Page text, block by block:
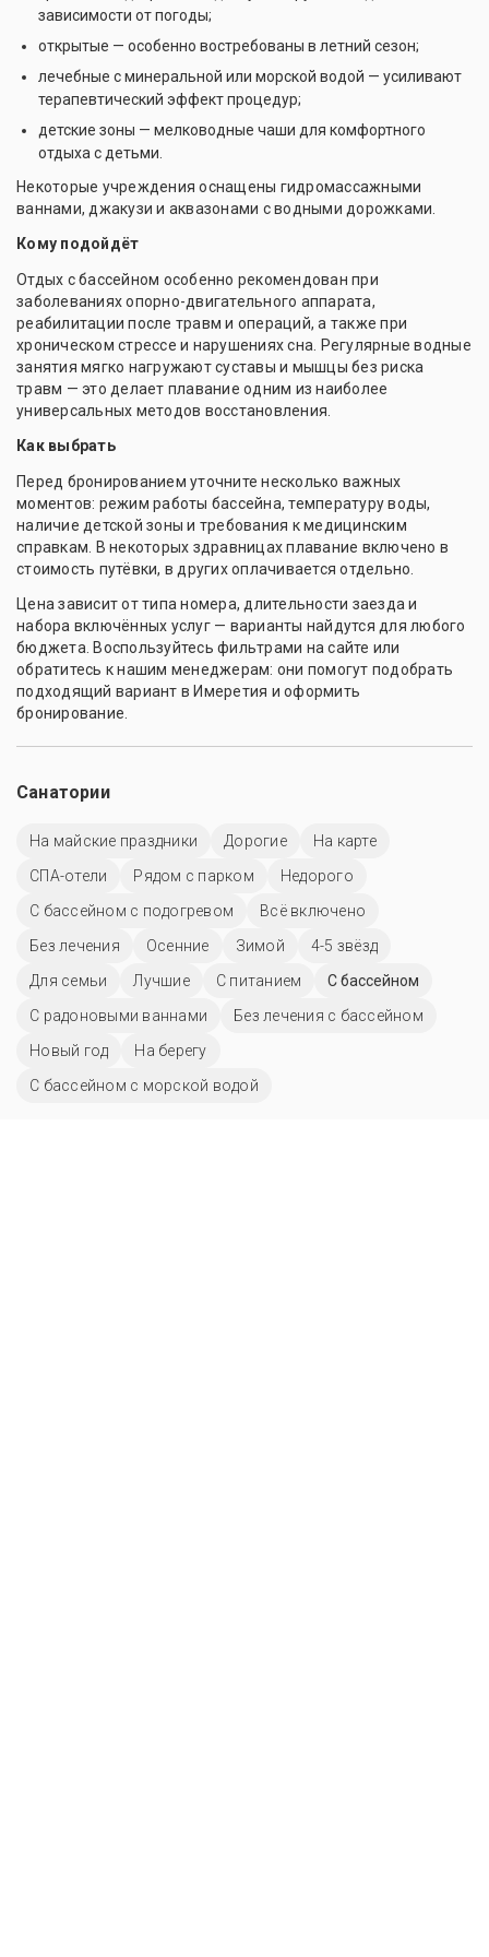
зависимости от погоды;
открытые — особенно востребованы в летний сезон;
лечебные с минеральной или морской водой — усиливают
терапевтический эффект процедур;
детские зоны — мелководные чаши для комфортного
отдыха с детьми.
Некоторые учреждения оснащены гидромассажными
ваннами, джакузи и аквазонами с водными дорожками.
Кому подойдёт
Отдых с бассейном особенно рекомендован при
заболеваниях опорно-двигательного аппарата,
реабилитации после травм и операций, а также при
хроническом стрессе и нарушениях сна. Регулярные водные
занятия мягко нагружают суставы и мышцы без риска
травм — это делает плавание одним из наиболее
универсальных методов восстановления.
Как выбрать
Перед бронированием уточните несколько важных
моментов: режим работы бассейна, температуру воды,
наличие детской зоны и требования к медицинским
справкам. В некоторых здравницах плавание включено в
стоимость путёвки, в других оплачивается отдельно.
Цена зависит от типа номера, длительности заезда и
набора включённых услуг — варианты найдутся для любого
бюджета. Воспользуйтесь фильтрами на сайте или
обратитесь к нашим менеджерам: они помогут подобрать
подходящий вариант в Имеретия и оформить
бронирование.
Санатории
На майские праздники Дорогие
На карте
СПА-отели
Рядом с парком
Недорого
С бассейном с подогревом
Всё включено
Без лечения
Осенние Зимой
4-5 звёзд
Для семьи
Лучшие С питанием
C бассейном
С радоновыми ваннами
Без лечения с бассейном
Новый год
На берегу
С бассейном с морской водой